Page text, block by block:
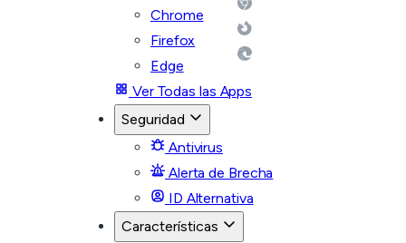
Chrome
Firefox
Edge
Ver Todas las Apps
Seguridad
Antivirus
Alerta de Brecha
ID Alternativa
Características